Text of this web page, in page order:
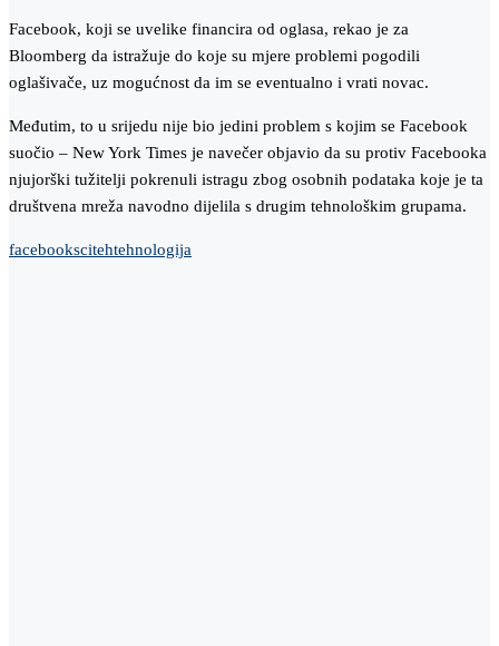
Facebook, koji se uvelike financira od oglasa, rekao je za
Bloomberg da istražuje do koje su mjere problemi pogodili
oglašivače, uz mogućnost da im se eventualno i vrati novac.
Međutim, to u srijedu nije bio jedini problem s kojim se Facebook
suočio – New York Times je navečer objavio da su protiv Facebooka
njujorški tužitelji pokrenuli istragu zbog osobnih podataka koje je ta
društvena mreža navodno dijelila s drugim tehnološkim grupama.
facebookscitehtehnologija